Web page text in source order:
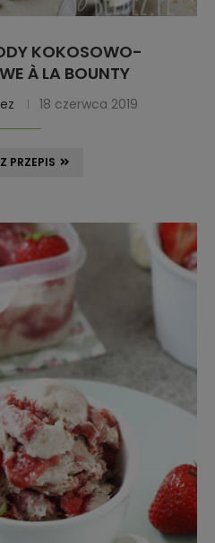
KOKOSOWO-
À LA BOUNTY
18 czerwca 2019
PRZEPIS